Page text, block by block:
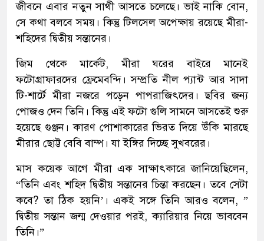
জীবনে এবার নতুন সাথী আসতে চলেছে। ভাই নাকি বোন,
সে কথা বলবে সময়। কিন্তু টিলসেল অপেক্ষায় রয়েছে মীরা-
শহিদের দ্বিতীয় সন্তানের।
জিম থেকে মার্কেট, মীরা ঘরের বাইরে মানেই
ফটোগ্রাফারদের ফ্রেমেবন্দি। সম্প্রতি নীল প্যান্ট আর সাদা
টি-শার্টে মীরা নজরে পড়েন পাপরাজিৎদের। ছবির জন্য
পোজও দেন তিনি। কিন্তু এই ফটো গুলি সামনে আসতেই শুরু
হয়েছে গুঞ্জন। কারণ পোশাকারের ভিরত দিয়ে উঁকি মারছে
মীরার ছোট্ট বেবি বাম্প। যা ইঙ্গির দিচ্ছে সুখবরের।
মাস কয়েক আগে মীরা এক সাক্ষাৎকারে জানিয়েছিলেন,
“তিনি এবং শহিদ দ্বিতীয় সন্তানের চিন্তা করছেন। তবে সেটা
কবে? তা ঠিক হয়নি’। একই সঙ্গে তিনি আরও বলেন, ”
দ্বিতীয় সন্তান জন্ম দেওয়ার পরই, ক্যারিয়ার নিয়ে ভাববেন
তিনি।”